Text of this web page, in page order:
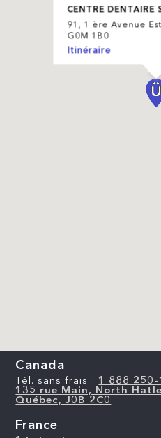
CENTRE DENTAIRE
91, 1 ère Avenue
G0M 1B0
Itinéraire
Canada
Tél. sans frais : 1 888 250-
135 rue Main, North
Québec, J0B 2C0
France